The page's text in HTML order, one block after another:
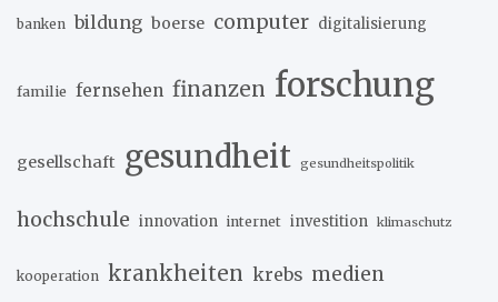
banken bildung boerse computer digitalisierung
familie fernsehen finanzen forschung
gesellschaft gesundheit gesundheitspolitik
hochschule innovation internet investition klimaschutz
kooperation krankheiten krebs medien